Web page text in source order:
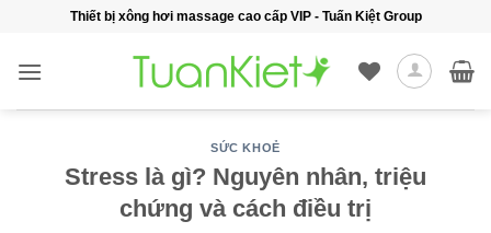
nội
Thiết bị xông hơi massage cao cấp VIP - Tuấn Kiệt Group
SỨC KHOẺ
Stress là gì? Nguyên nhân, triệu
chứng và cách điều trị